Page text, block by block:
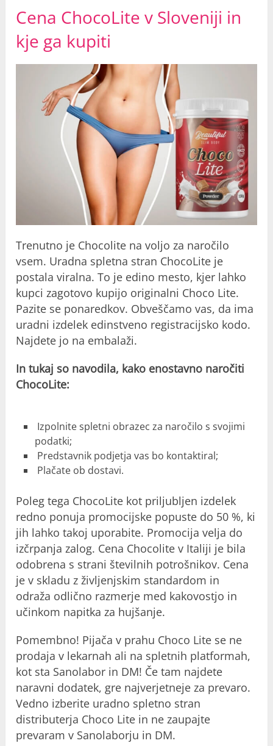
Cena ChocoLite v Sloveniji in
kje ga kupiti
Trenutno je Chocolite na voljo za naročilo
vsem. Uradna spletna stran ChocoLite je
postala viralna. To je edino mesto, kjer lahko
kupci zagotovo kupijo originalni Choco Lite.
Pazite se ponaredkov. Obveščamo vas, da ima
uradni izdelek edinstveno registracijsko kodo.
Najdete jo na embalaži.
In tukaj so navodila, kako enostavno naročiti
ChocoLite:
Izpolnite spletni obrazec za naročilo s svojimi
podatki;
Predstavnik podjetja vas bo kontaktiral;
Plačate ob dostavi.
Poleg tega ChocoLite kot priljubljen izdelek
redno ponuja promocijske popuste do 50 %, ki
jih lahko takoj uporabite. Promocija velja do
izčrpanja zalog. Cena Chocolite v Italiji je bila
odobrena s strani številnih potrošnikov. Cena
je v skladu z življenjskim standardom in
odraža odlično razmerje med kakovostjo in
učinkom napitka za hujšanje.
Pomembno! Pijača v prahu Choco Lite se ne
prodaja v lekarnah ali na spletnih platformah,
kot sta Sanolabor in DM! Če tam najdete
naravni dodatek, gre najverjetneje za prevaro.
Vedno izberite uradno spletno stran
distributerja Choco Lite in ne zaupajte
prevaram v Sanolaborju in DM.